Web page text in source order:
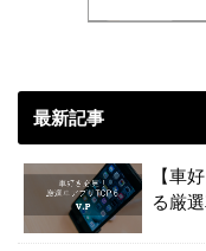
最新記事
【車
る厳